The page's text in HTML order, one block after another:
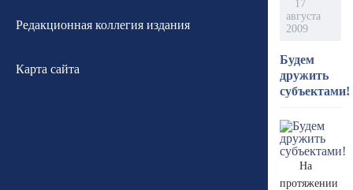
Редакционная коллегия издания
Карта сайта
17
августа
2009
Будем
дружить
субъектами!
На
протяжении